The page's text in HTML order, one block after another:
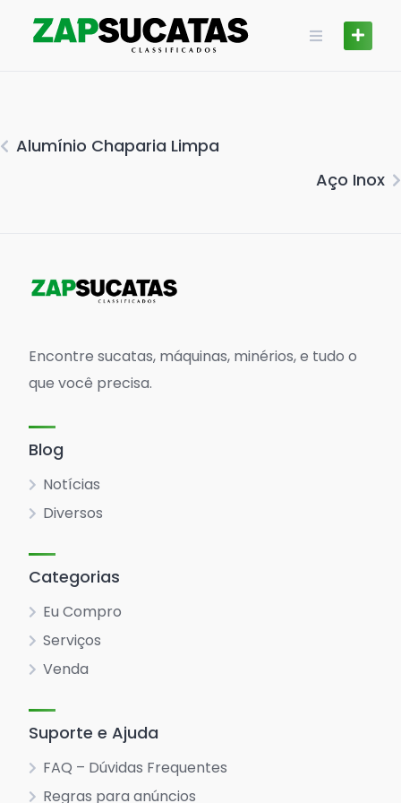
Alumínio Chaparia Limpa
Aço Inox
Encontre sucatas, máquinas, minérios, e tudo o
que você precisa.
Blog
Notícias
Diversos
Categorias
Eu Compro
Serviços
Venda
Suporte e Ajuda
FAQ – Dúvidas Frequentes
Regras para anúncios